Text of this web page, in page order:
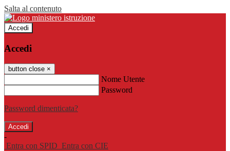
Salta al contenuto
Accedi
Accedi
button close ×
Nome Utente
Password
Password dimenticata?
-
Entra con SPID Entra con CIE